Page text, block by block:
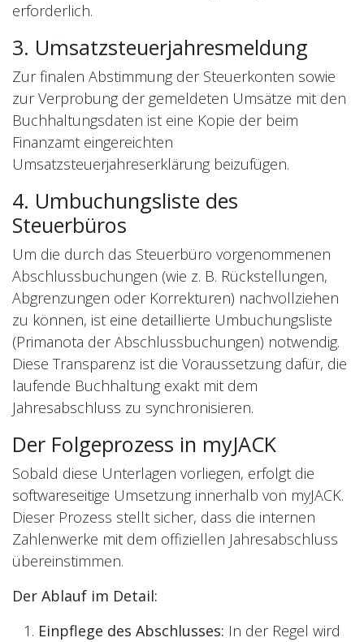
erforderlich.
3. Umsatzsteuerjahresmeldung
Zur finalen Abstimmung der Steuerkonten sowie
zur Verprobung der gemeldeten Umsätze mit den
Buchhaltungsdaten ist eine Kopie der beim
Finanzamt eingereichten
Umsatzsteuerjahreserklärung beizufügen.
4. Umbuchungsliste des
Steuerbüros
Um die durch das Steuerbüro vorgenommenen
Abschlussbuchungen (wie z. B. Rückstellungen,
Abgrenzungen oder Korrekturen) nachvollziehen
zu können, ist eine detaillierte Umbuchungsliste
(Primanota der Abschlussbuchungen) notwendig.
Diese Transparenz ist die Voraussetzung dafür, die
laufende Buchhaltung exakt mit dem
Jahresabschluss zu synchronisieren.
Der Folgeprozess in myJACK
Sobald diese Unterlagen vorliegen, erfolgt die
softwareseitige Umsetzung innerhalb von myJACK.
Dieser Prozess stellt sicher, dass die internen
Zahlenwerke mit dem offiziellen Jahresabschluss
übereinstimmen.
Der Ablauf im Detail:
Einpflege des Abschlusses: In der Regel wird